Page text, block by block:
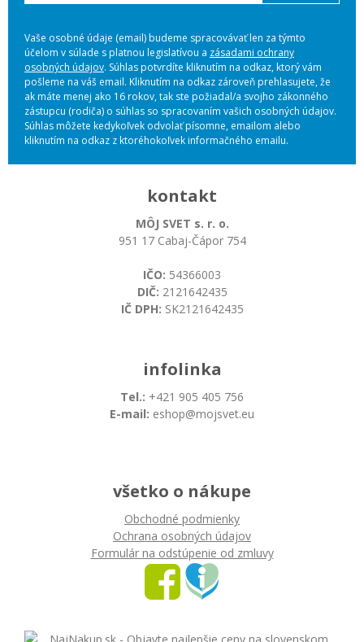
Vaše osobné údaje (email) budeme spracovávať len za týmto
účelom v súlade s platnou legislatívou a zásadami ochrany
osobných údajov. Súhlas potvrdíte kliknutím na odkaz, ktorý vám
pošleme na váš email. Kliknutím na odkaz zároveň prehlasujete, že
ak máte menej ako 16 rokov, tak ste požiadal/a svojho zákonného
zástupcu (rodiča) o súhlas so spracovaním vašich osobných údajov.
Súhlas môžete kedykoľvek odvolať písomne, emailom alebo
kliknutím na odkaz z ktoréhokoľvek informačného emailu.
kontakt
MÔJ SVET s. r. o.
951 17 Cabaj-Čápor 754
IČO: 54366003
DIČ: 2121642435
IČ DPH: SK2121642435
infolinka
Tel.: +421 905 405 756
E-mail: eshop@mojsvet.eu
všetko o nákupe
Obchodné podmienky
Ochrana osobných údajov
Formulár na odstúpenie od zmluvy